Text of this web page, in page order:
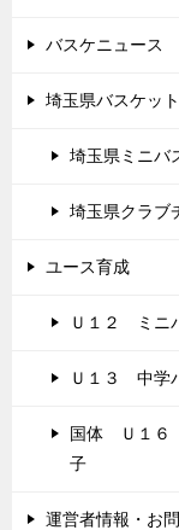
バスケニュース
埼玉県バスケッ
埼玉県ミニバ
埼玉県クラブ
ユース育成
Ｕ１２ ミニ
Ｕ１３ 中学
国体 Ｕ１６
子
運営者情報・お